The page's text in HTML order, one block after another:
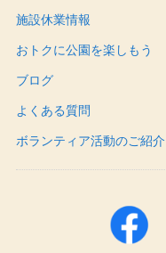
施設休業情報
おトクに公園を楽しもう
ブログ
よくある質問
ボランティア活動のご紹介